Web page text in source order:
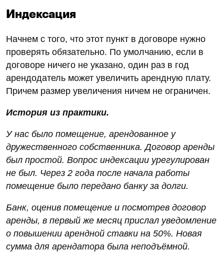
Индексация
Начнем с того, что этот пункт в договоре нужно
проверять обязательно. По умолчанию, если в
договоре ничего не указано, один раз в год
арендодатель может увеличить арендную плату.
Причем размер увеличения ничем не ограничен.
История из практики.
У нас было помещение, арендованное у
дружественного собственника. Договор аренды
был простой. Вопрос индексации урегулирован
не был. Через 2 года после начала работы
помещение было передано банку за долги.
Банк, оценив помещение и посмотрев договор
аренды, в первый же месяц прислал уведомление
о повышении арендной ставки на 50%. Новая
сумма для арендатора была неподъёмной.